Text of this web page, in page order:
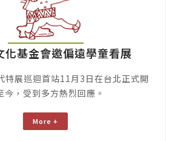
化基金會邀偏遠學童看展
特展巡迴首站11月3日在台北正式開
今，受到多方熱烈回應。
More +